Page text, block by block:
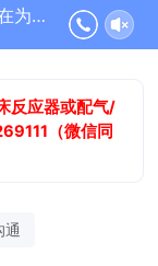
上海釜鼎科技有限公司正在为您服务
反应器或配气/
（微信同
通